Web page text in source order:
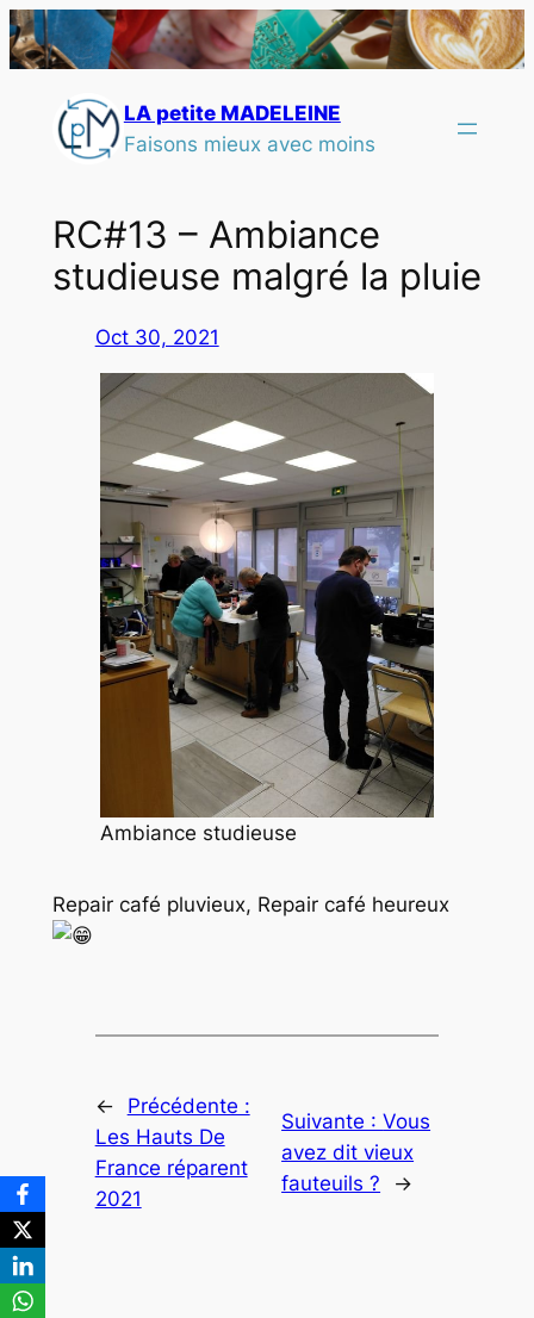
LA petite MADELEINE
Faisons mieux avec moins
RC#13 – Ambiance
studieuse malgré la pluie
Oct 30, 2021
Ambiance studieuse
Repair café pluvieux, Repair café heureux
←
Précédente :
Les Hauts De
France réparent
2021
Suivante :Vous
avez dit vieux
fauteuils ?
→